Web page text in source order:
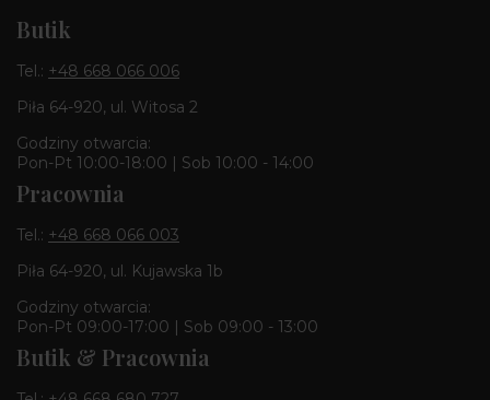
Butik
Tel.: +48 668 066 006
Piła 64-920, ul. Witosa 2
Godziny otwarcia:
Pon-Pt 10:00-18:00 | Sob 10:00 - 14:00
Pracownia
Tel.: +48 668 066 003
Piła 64-920, ul. Kujawska 1b
Godziny otwarcia:
Pon-Pt 09:00-17:00 | Sob 09:00 - 13:00
Butik & Pracownia